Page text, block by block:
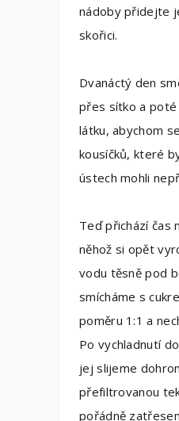
nádoby přidejte
skořici.
Dvanáctý den
přes sítko a poté
látku, abychom
kousíčků, které
ústech mohli
Teď přichází čas
něhož si opět
vodu těsně pod
smícháme s
poměru 1:1 a
Po vychladnutí
jej slijeme
přefiltrovanou
pořádně